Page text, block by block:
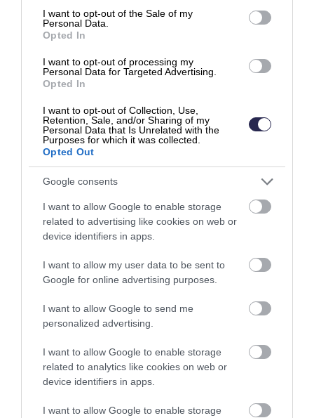
consent section.
I want to opt-out of the Sale of my
Personal Data.
Opted In
I want to opt-out of processing my
Personal Data for Targeted Advertising.
Opted In
I want to opt-out of Collection, Use,
Retention, Sale, and/or Sharing of my
Personal Data that Is Unrelated with the
Purposes for which it was collected.
Opted Out
Google consents
I want to allow Google to enable storage
related to advertising like cookies on web or
device identifiers in apps.
I want to allow my user data to be sent to
Google for online advertising purposes.
I want to allow Google to send me
personalized advertising.
I want to allow Google to enable storage
related to analytics like cookies on web or
device identifiers in apps.
I want to allow Google to enable storage
Räsäsen portaat
Äänikirja
Tämä kirja tarkastelee yrityksen toimintaa
käytännön läheisesti, esimerkein höystettynä.
kokonaisuus sen ominaispiirteitä tuhoamatta.
Kokonaisratkaisut
Finago Ecom